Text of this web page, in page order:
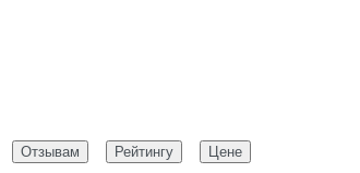
Отзывам Рейтингу Цене